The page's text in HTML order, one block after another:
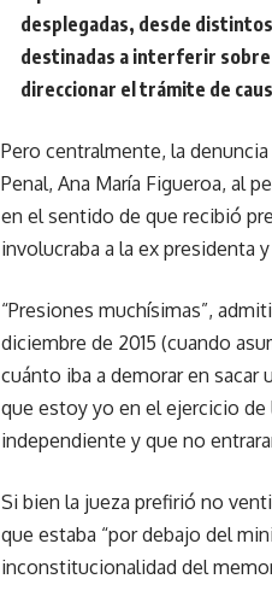
desplegadas, desde
destinadas a interferir sobre
direccionar el trámite de
Pero centralmente, la
Penal, Ana María Figueroa, al
en el sentido de que recibió
involucraba a la ex presidenta
“Presiones muchísimas”,
diciembre de 2015 (cuando
cuánto iba a demorar en sacar
que estoy yo en el ejercicio de
independiente y que no
Si bien la jueza prefirió no
que estaba “por debajo del
inconstitucionalidad del